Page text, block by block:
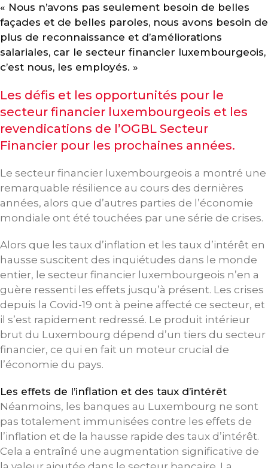
« Nous n’avons pas seulement besoin de belles
façades et de belles paroles, nous avons besoin de
plus de reconnaissance et d’améliorations
salariales, car le secteur financier luxembourgeois,
c’est nous, les employés. »
Les défis et les opportunités pour le
secteur financier luxembourgeois et les
revendications de l’OGBL Secteur
Financier pour les prochaines années.
Le secteur financier luxembourgeois a montré une
remarquable résilience au cours des dernières
années, alors que d’autres parties de l’économie
mondiale ont été touchées par une série de crises.
Alors que les taux d’inflation et les taux d’intérêt en
hausse suscitent des inquiétudes dans le monde
entier, le secteur financier luxembourgeois n’en a
guère ressenti les effets jusqu’à présent. Les crises
depuis la Covid-19 ont à peine affecté ce secteur, et
il s’est rapidement redressé. Le produit intérieur
brut du Luxembourg dépend d’un tiers du secteur
financier, ce qui en fait un moteur crucial de
l’économie du pays.
Les effets de l’inflation et des taux d’intérêt
Néanmoins, les banques au Luxembourg ne sont
pas totalement immunisées contre les effets de
l’inflation et de la hausse rapide des taux d’intérêt.
Cela a entraîné une augmentation significative de